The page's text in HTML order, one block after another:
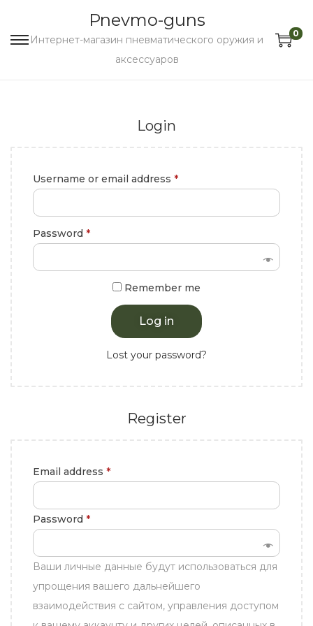
Pnevmo-guns
Интернет-магазин пневматического оружия и
аксессуаров
0
Login
Username or email address *
Password *
Remember me
Log in
Lost your password?
Register
Email address *
Password *
Ваши личные данные будут использоваться для
упрощения вашего дальнейшего
взаимодействия с сайтом, управления доступом